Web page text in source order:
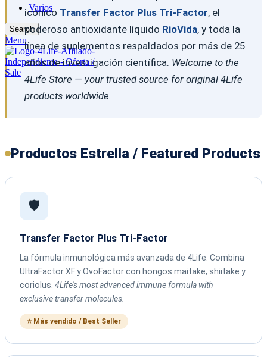
Varios
Search
Menu
icónico Transfer Factor Plus Tri-Factor, el
poderoso antioxidante líquido RioVida, y toda la
línea de suplementos respaldados por más de 25
años de investigación científica. Welcome to the
4Life Store — your trusted source for original 4Life
products worldwide.
Productos Estrella / Featured Products
🛡️
Transfer Factor Plus Tri-Factor
La fórmula inmunológica más avanzada de 4Life. Combina
UltraFactor XF y OvoFactor con hongos maitake, shiitake y
coriolus. 4Life's most advanced immune formula with
exclusive transfer molecules.
⭐ Más vendido / Best Seller